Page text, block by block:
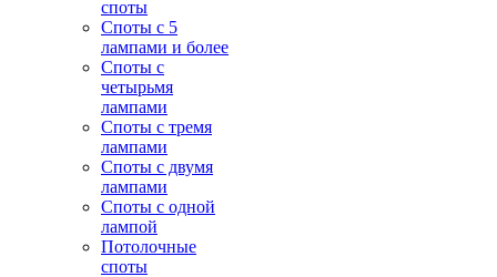
споты
Споты с 5
лампами и более
Споты с
четырьмя
лампами
Споты с тремя
лампами
Споты с двумя
лампами
Споты с одной
лампой
Потолочные
споты